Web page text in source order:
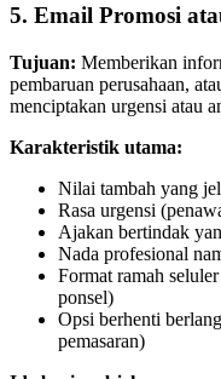
5. Email Promosi
Tujuan: Memberikan
pembaruan perusahaan,
menciptakan urgensi atau
Karakteristik utama:
Nilai tambah yang
Rasa urgensi
Ajakan bertindak
Nada profesional
Format ramah
ponsel)
Opsi berhenti
pemasaran)